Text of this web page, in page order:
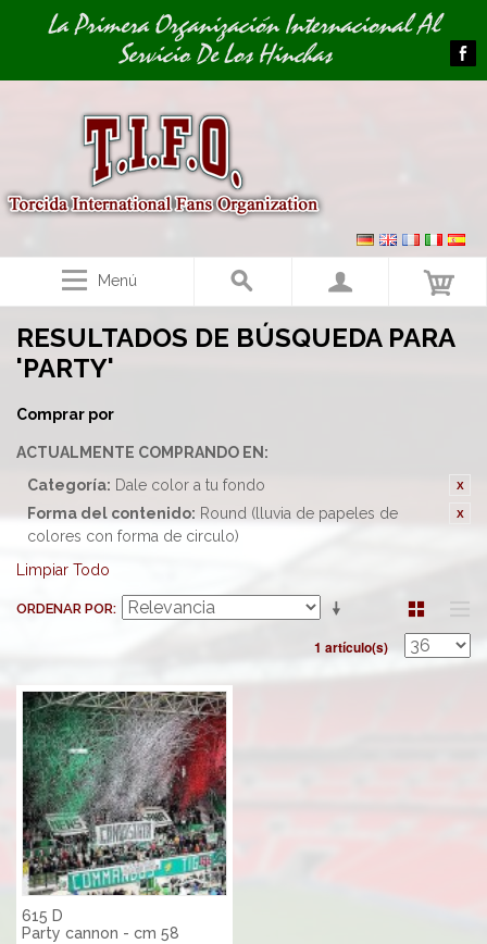
Image 01La Primera Organización Internacional Al
Servicio De Los Hinchas
Menú
RESULTADOS DE BÚSQUEDA PARA
'PARTY'
Comprar por
ACTUALMENTE COMPRANDO EN:
Categoría: Dale color a tu fondo
Forma del contenido: Round (lluvia de papeles de
colores con forma de circulo)
Limpiar Todo
ORDENAR POR
1 artículo(s)
615 D
Party cannon - cm 58